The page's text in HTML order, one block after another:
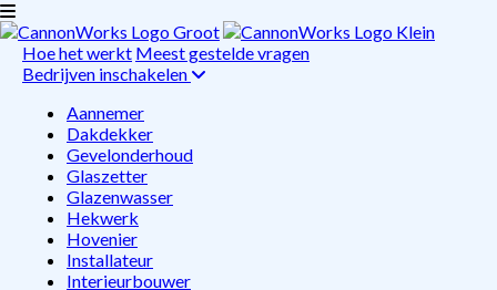
Hoe het werkt Meest gestelde vragen
Bedrijven inschakelen
Aannemer
Dakdekker
Gevelonderhoud
Glaszetter
Glazenwasser
Hekwerk
Hovenier
Installateur
Interieurbouwer